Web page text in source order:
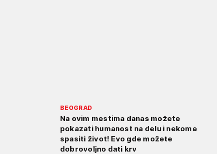
BEOGRAD
Na ovim mestima danas možete
pokazati humanost na delu i nekome
spasiti život! Evo gde možete
dobrovoljno dati krv